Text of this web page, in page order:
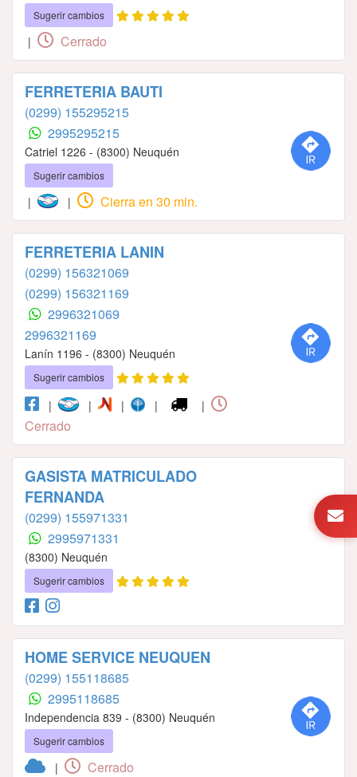
Sugerir cambios
| Cerrado
FERRETERIA BAUTI
(0299) 155295215
2995295215
Catriel 1226 - (8300) Neuquén
Sugerir cambios
| | Cierra en 30 min.
FERRETERIA LANIN
(0299) 156321069
(0299) 156321169
2996321069
2996321169
Lanín 1196 - (8300) Neuquén
Sugerir cambios
| | | | |
Cerrado
GASISTA MATRICULADO
FERNANDA
(0299) 155971331
2995971331
(8300) Neuquén
Sugerir cambios
HOME SERVICE NEUQUEN
(0299) 155118685
2995118685
Independencia 839 - (8300) Neuquén
Sugerir cambios
| Cerrado